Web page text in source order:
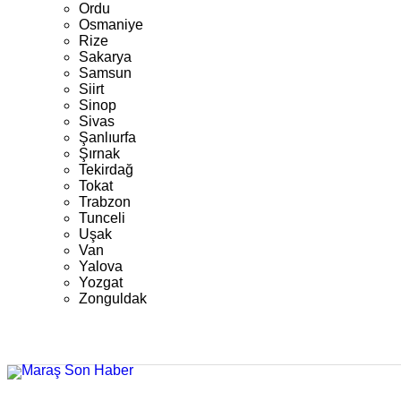
Ordu
Osmaniye
Rize
Sakarya
Samsun
Siirt
Sinop
Sivas
Şanlıurfa
Şırnak
Tekirdağ
Tokat
Trabzon
Tunceli
Uşak
Van
Yalova
Yozgat
Zonguldak